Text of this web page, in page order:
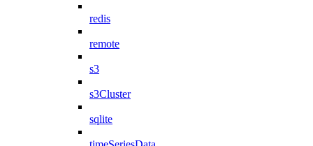
redis
remote
s3
s3Cluster
sqlite